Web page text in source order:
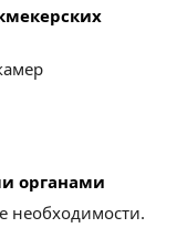
органами
необходимости.